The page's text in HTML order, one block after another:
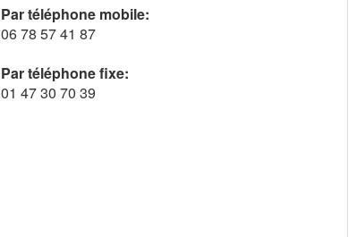
Par téléphone mobile:
06 78 57 41 87
Par téléphone fixe:
01 47 30 70 39